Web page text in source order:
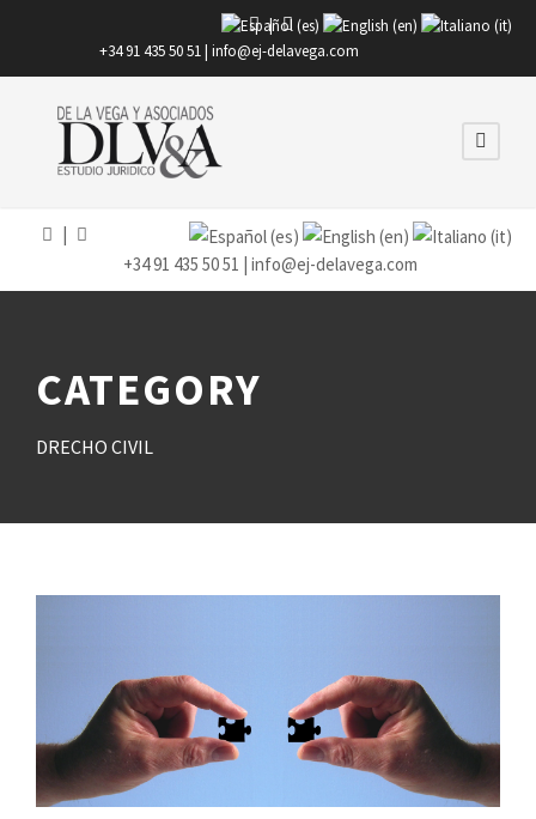
|
+34 91 435 50 51 | info@ej-delavega.com
+34 91 435 50 51 | info@ej-delavega.com
CATEGORY
DRECHO CIVIL